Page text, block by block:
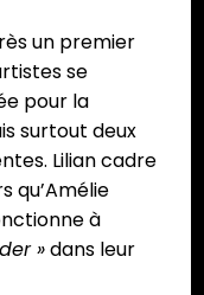
un premier
se
pour la
surtout deux
Lilian cadre
qu’Amélie
à
»dans leur